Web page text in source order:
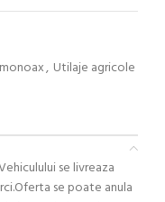
, Utilaje agricole
se livreaza
se poate anula